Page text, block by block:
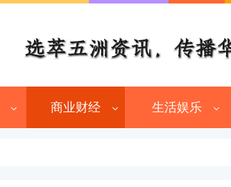
商业财经 生活娱乐